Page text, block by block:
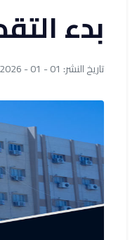
بدء
تاريخ النشر: 01 - 01 - 2026